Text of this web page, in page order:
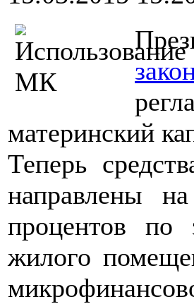
материнский
Теперь
направлены
процентов по
жилого